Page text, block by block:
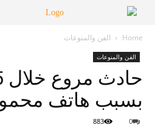
Home الفن والمنوعات
الفن والمنوعات
بسبب هاتف
0
883